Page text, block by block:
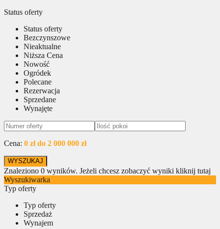
Status oferty
Status oferty
Bezczynszowe
Nieaktualne
Niższa Cena
Nowość
Ogródek
Polecane
Rezerwacja
Sprzedane
Wynajęte
Cena: 0 zł do 2 000 000 zł
Znaleziono 0 wyników. Jeżeli chcesz zobaczyć wyniki kliknij tutaj
Wyszukiwarka
Typ oferty
Typ oferty
Sprzedaż
Wynajem